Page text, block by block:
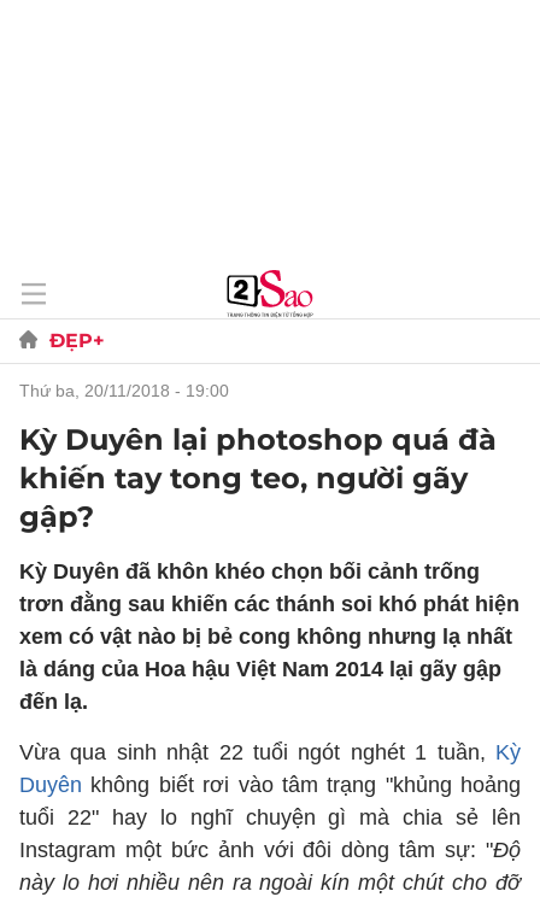
ĐẸP+
thứ ba, 20/11/2018 - 19:00
Kỳ Duyên lại photoshop quá đà
khiến tay tong teo, người gãy
gập?
Kỳ Duyên đã khôn khéo chọn bối cảnh trống
trơn đằng sau khiến các thánh soi khó phát hiện
xem có vật nào bị bẻ cong không nhưng lạ nhất
là dáng của Hoa hậu Việt Nam 2014 lại gãy gập
đến lạ.
Vừa qua sinh nhật 22 tuổi ngót nghét 1 tuần, Kỳ
Duyên không biết rơi vào tâm trạng "khủng hoảng
tuổi 22" hay lo nghĩ chuyện gì mà chia sẻ lên
Instagram một bức ảnh với đôi dòng tâm sự: "Độ
này lo hơi nhiều nên ra ngoài kín một chút cho đỡ